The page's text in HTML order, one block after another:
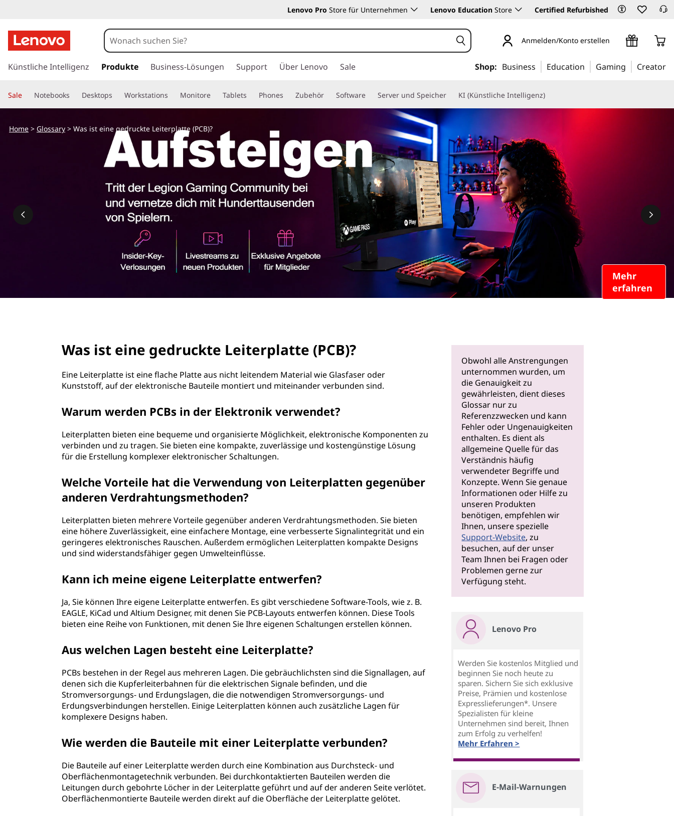
a
Lenovo Pro Store für Unternehmen Lenovo Education Store Certified Refurbished
u
a
u
t
Anmelden/Konto erstellen
Künstliche Intelligenz Produkte Business-Lösungen Support Über Lenovo Sale Shop: Business Education Gaming Creator
Sale Notebooks Desktops Workstations Monitore Tablets Phones Zubehör Software Server und Speicher KI (Künstliche Intelligenz)
Mehr
erfahren
Home > Glossary > Was ist eine gedruckte Leiterplatte (PCB)?
Was ist eine gedruckte Leiterplatte (PCB)?
Eine Leiterplatte ist eine flache Platte aus nicht leitendem Material wie Glasfaser oder
Kunststoff, auf der elektronische Bauteile montiert und miteinander verbunden sind.
Warum werden PCBs in der Elektronik verwendet?
Leiterplatten bieten eine bequeme und organisierte Möglichkeit, elektronische Komponenten zu
verbinden und zu tragen. Sie bieten eine kompakte, zuverlässige und kostengünstige Lösung
für die Erstellung komplexer elektronischer Schaltungen.
Welche Vorteile hat die Verwendung von Leiterplatten gegenüber
anderen Verdrahtungsmethoden?
Leiterplatten bieten mehrere Vorteile gegenüber anderen Verdrahtungsmethoden. Sie bieten
eine höhere Zuverlässigkeit, eine einfachere Montage, eine verbesserte Signalintegrität und ein
geringeres elektronisches Rauschen. Außerdem ermöglichen Leiterplatten kompakte Designs
und sind widerstandsfähiger gegen Umwelteinflüsse.
Kann ich meine eigene Leiterplatte entwerfen?
Ja, Sie können Ihre eigene Leiterplatte entwerfen. Es gibt verschiedene Software-Tools, wie z. B.
EAGLE, KiCad und Altium Designer, mit denen Sie PCB-Layouts entwerfen können. Diese Tools
bieten eine Reihe von Funktionen, mit denen Sie Ihre eigenen Schaltungen erstellen können.
Aus welchen Lagen besteht eine Leiterplatte?
PCBs bestehen in der Regel aus mehreren Lagen. Die gebräuchlichsten sind die Signallagen, auf
denen sich die Kupferleiterbahnen für die elektrischen Signale befinden, und die
Stromversorgungs- und Erdungslagen, die die notwendigen Stromversorgungs- und
Erdungsverbindungen herstellen. Einige Leiterplatten können auch zusätzliche Lagen für
komplexere Designs haben.
Wie werden die Bauteile mit einer Leiterplatte verbunden?
Die Bauteile auf einer Leiterplatte werden durch eine Kombination aus Durchsteck- und
Oberflächenmontagetechnik verbunden. Bei durchkontaktierten Bauteilen werden die
Leitungen durch gebohrte Löcher in der Leiterplatte geführt und auf der anderen Seite verlötet.
Oberflächenmontierte Bauteile werden direkt auf die Oberfläche der Leiterplatte gelötet.
Obwohl alle Anstrengungen
unternommen wurden, um
die Genauigkeit zu
gewährleisten, dient dieses
Glossar nur zu
Referenzzwecken und kann
Fehler oder Ungenauigkeiten
enthalten. Es dient als
allgemeine Quelle für das
Verständnis häufig
verwendeter Begriffe und
Konzepte. Wenn Sie genaue
Informationen oder Hilfe zu
unseren Produkten
benötigen, empfehlen wir
Ihnen, unsere spezielle
Support-Website, zu
besuchen, auf der unser
Team Ihnen bei Fragen oder
Problemen gerne zur
Verfügung steht.
Lenovo Pro
Werden Sie kostenlos Mitglied und
beginnen Sie noch heute zu
sparen. Sichern Sie sich exklusive
Preise, Prämien und kostenlose
Expresslieferungen*. Unsere
Spezialisten für kleine
Unternehmen sind bereit, Ihnen
zum Erfolg zu verhelfen!
Mehr Erfahren >
E-Mail-Warnungen